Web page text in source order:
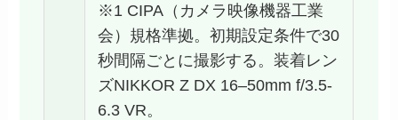
※1 CIPA（カメラ映像機器工業
会）規格準拠。初期設定条件で30
秒間隔ごとに撮影する。装着レン
ズNIKKOR Z DX 16–50mm f/3.5-
6.3 VR。